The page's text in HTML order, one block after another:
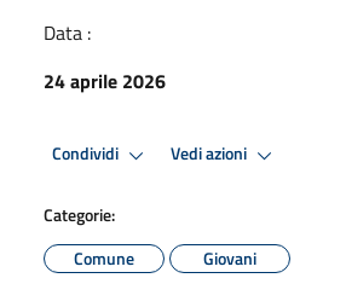
Data :
24 aprile 2026
Condividi Vedi azioni
Categorie:
Comune
Giovani